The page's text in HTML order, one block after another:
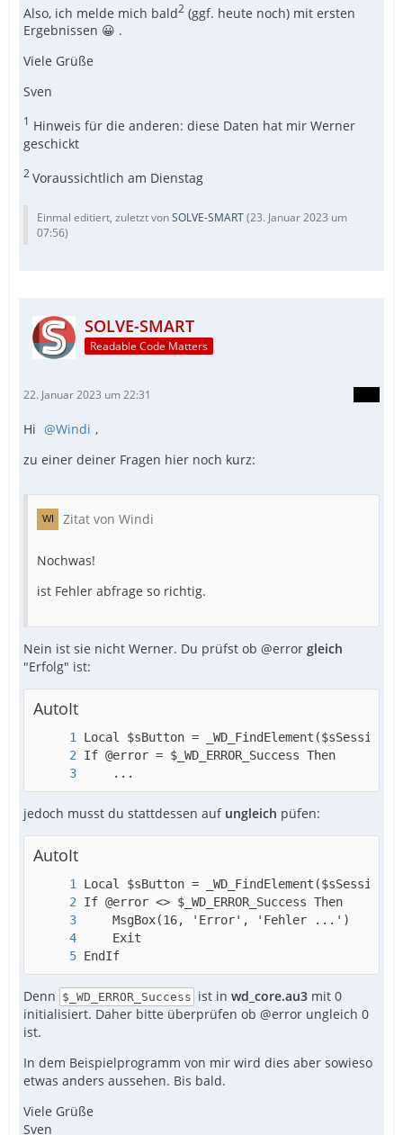
Also, ich melde mich bald2 (ggf. heute noch) mit ersten
Ergebnissen 😀 .
Viele Grüße
Sven
1 Hinweis für die anderen: diese Daten hat mir Werner
geschickt
2 Voraussichtlich am Dienstag
Einmal editiert, zuletzt vonSOLVE-SMART(23. Januar 2023 um
07:56)
SOLVE-SMART
Readable Code Matters
22. Januar 2023 um 22:31
Hi Windi ,
zu einer deiner Fragen hier noch kurz:
Zitat von Windi
Nochwas!
ist Fehler abfrage so richtig.
Nein ist sie nicht Werner. Du prüfst ob @error gleich
"Erfolg" ist:
AutoIt
    ...
jedoch musst du stattdessen auf ungleich püfen:
AutoIt
EndIf
Denn $_WD_ERROR_Success ist in wd_core.au3mit 0
initialisiert. Daher bitte überprüfen ob @error ungleich 0
ist.
In dem Beispielprogramm von mir wird dies aber sowieso
etwas anders aussehen. Bis bald.
Viele Grüße
Sven